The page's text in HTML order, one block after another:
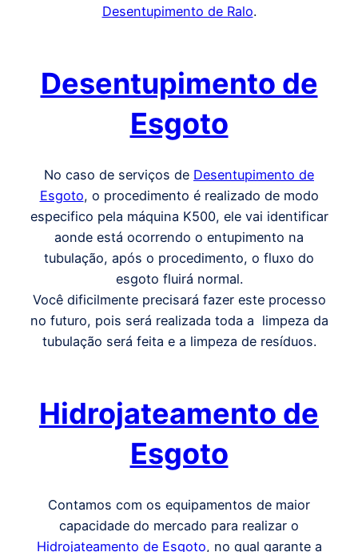
Desentupimento de Ralo.
Desentupimento de
Esgoto
No caso de serviços de Desentupimento de
Esgoto, o procedimento é realizado de modo
especifico pela máquina K500, ele vai identificar
aonde está ocorrendo o entupimento na
tubulação, após o procedimento, o fluxo do
esgoto fluirá normal.
Você dificilmente precisará fazer este processo
no futuro, pois será realizada toda a limpeza da
tubulação será feita e a limpeza de resíduos.
Hidrojateamento de
Esgoto
Contamos com os equipamentos de maior
capacidade do mercado para realizar o
Hidrojateamento de Esgoto, no qual garante a